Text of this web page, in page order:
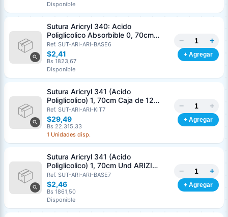
Disponible
Sutura Aricryl 340: Acido
Poliglicolico Absorbible 0, 70cm
Und ARIZI Aguja de 1/2 Punta
Cónica 36mm
Ref. SUT-ARI-ARI-BASE6
$2,41
Bs 1823,67
Disponible
− +
+ Agregar
Sutura Aricryl 341 (Acido
Poliglicolico) 1, 70cm Caja de 12
Unds ARIZI Aguja de 1/2 Circulo
Punta Conica 36mm
Ref. SUT-ARI-ARI-KIT7
$29,49
Bs 22.315,33
1 Unidades disp.
− +
+ Agregar
Sutura Aricryl 341 (Acido
Poliglicolico) 1, 70cm Und ARIZI
Aguja de 1/2 Circulo Punta Conica
36mm
Ref. SUT-ARI-ARI-BASE7
$2,46
Bs 1861,50
Disponible
− +
+ Agregar
Teléfono (opcional)
Email (opcional)
Cancelar
Clave